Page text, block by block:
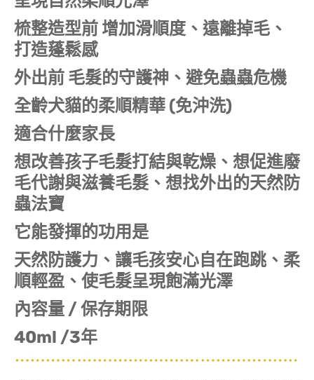
梳整造型前 增加滑順度、遠離掉毛、
打造蓬鬆感
外出前 毛髮的守護神、避免蟲蟲危機
全齡犬貓的柔順精華 (免沖洗)
適合什麼家長
想改善孩子毛髮打結與乾燥、想促進廢
毛代謝與滋養毛髮、想找外出的天然防
蟲法寶
它能發揮的功用是
天然防護力、讓毛孩安心自在跑跳、柔
順輕盈、使毛髮呈現飽滿光澤
內容量 / 保存期限
40ml /3年